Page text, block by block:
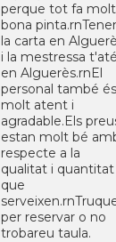
perque tot fa molt
bona
la carta en
i la mestressa
en Alguerès.rnEl
personal també és
molt atent i
agradable.Els
estan molt bé
respecte a la
qualitat i quantitat
que
per reservar o no
trobareu taula.